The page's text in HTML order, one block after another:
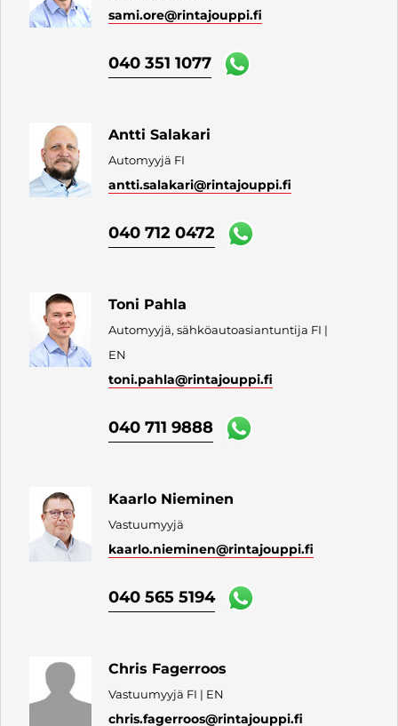
sami.ore@rintajouppi.fi
040 351 1077
Antti Salakari
Automyyjä FI
antti.salakari@rintajouppi.fi
040 712 0472
Toni Pahla
Automyyjä, sähköautoasiantuntija FI |
EN
toni.pahla@rintajouppi.fi
040 711 9888
Kaarlo Nieminen
Vastuumyyjä
kaarlo.nieminen@rintajouppi.fi
040 565 5194
Chris Fagerroos
Vastuumyyjä FI | EN
chris.fagerroos@rintajouppi.fi